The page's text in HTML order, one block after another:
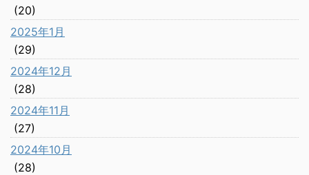
(20)
2025年1月
(29)
2024年12月
(28)
2024年11月
(27)
2024年10月
(28)